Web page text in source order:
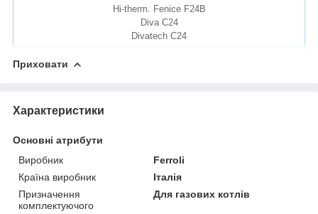
Hi-therm
Fenice F24B
Diva C24
Divatech C24
Приховати
Характеристики
Основні атрибути
Виробник
Ferroli
Країна виробник
Італія
Призначення
комплектуючого
Для газових котлів